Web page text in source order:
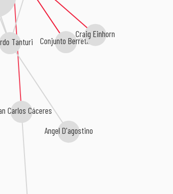
Conjunto Berretín
Craig Einhorn
Carlos Cáceres
Tanturi
Angel D'agostino